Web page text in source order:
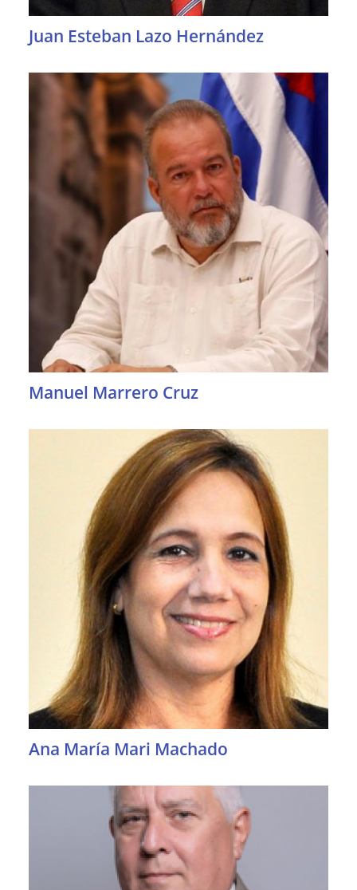
Juan Esteban Lazo Hernández
Manuel Marrero Cruz
Ana María Mari Machado